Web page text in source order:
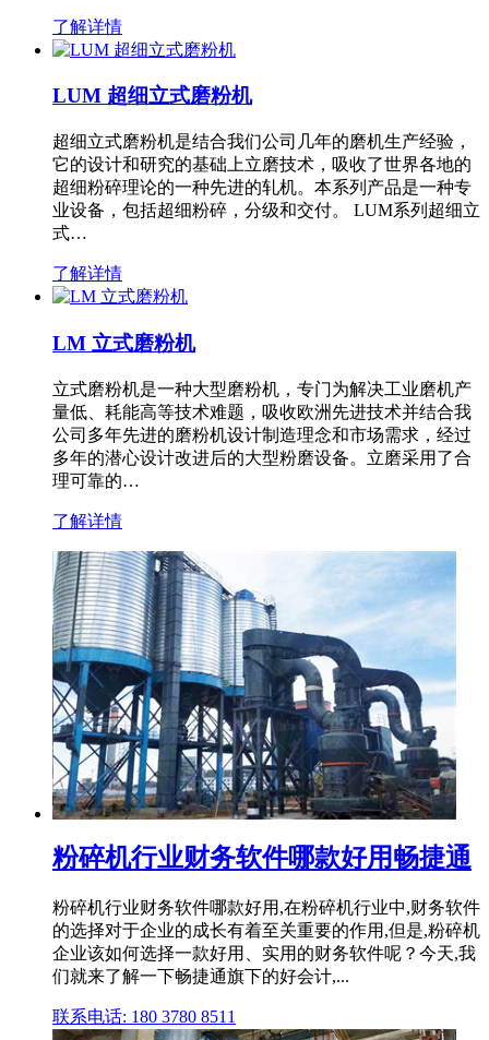
了解详情
LUM 超细立式磨粉机
超细立式磨粉机是结合我们公司几年的磨机生产经验，
它的设计和研究的基础上立磨技术，吸收了世界各地的
超细粉碎理论的一种先进的轧机。本系列产品是一种专
业设备，包括超细粉碎，分级和交付。 LUM系列超细立
式…
了解详情
LM 立式磨粉机
立式磨粉机是一种大型磨粉机，专门为解决工业磨机产
量低、耗能高等技术难题，吸收欧洲先进技术并结合我
公司多年先进的磨粉机设计制造理念和市场需求，经过
多年的潜心设计改进后的大型粉磨设备。立磨采用了合
理可靠的…
了解详情
粉碎机行业财务软件哪款好用畅捷通
粉碎机行业财务软件哪款好用,在粉碎机行业中,财务软件
的选择对于企业的成长有着至关重要的作用,但是,粉碎机
企业该如何选择一款好用、实用的财务软件呢？今天,我
们就来了解一下畅捷通旗下的好会计,...
联系电话: 180 3780 8511